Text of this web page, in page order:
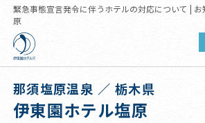
緊急事態宣言発令に伴うホテルの対応について |
原
那須塩原温泉 ／ 栃木県
伊東園ホテル塩原